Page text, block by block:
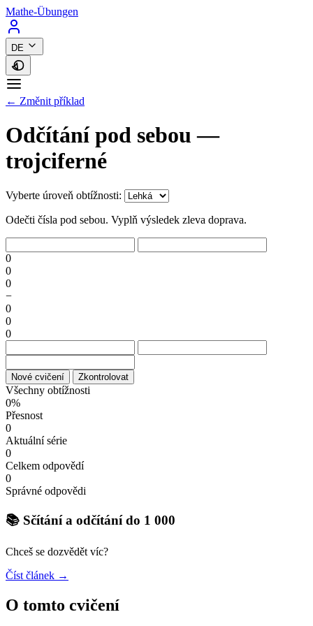
Mathe-Übungen
DE
← Změnit příklad
Odčítání pod sebou —
trojciferné
Vyberte úroveň obtížnosti:
Odečti čísla pod sebou. Vyplň výsledek zleva doprava.
0
0
0
−
0
0
0
Nové cvičení Zkontrolovat
Všechny obtížnosti
0%
Přesnost
0
Aktuální série
0
Celkem odpovědí
0
Správné odpovědi
📚 Sčítání a odčítání do 1 000
Chceš se dozvědět víc?
Číst článek →
O tomto cvičení